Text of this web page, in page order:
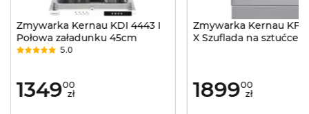
Zmywarka Kernau KDI 4443 I
Połowa załadunku 45cm
5.0
134900
zł
Zmywarka Kernau
X Szuflada na sztućce
189900
zł